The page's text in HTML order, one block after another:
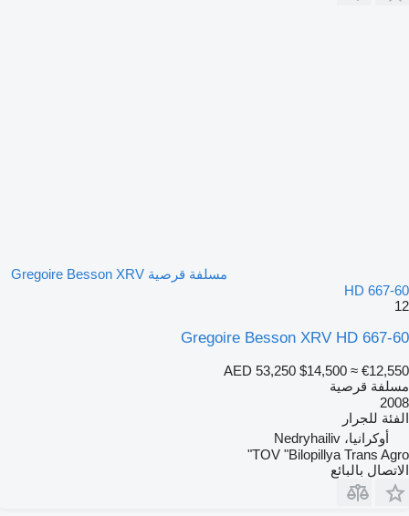
مسلفة قرصية Gregoire Besson XRV
HD 667-60
12
Gregoire Besson XRV HD 667-60
AED 53,250 $14,500 ≈ €12,550
مسلفة قرصية
2008
الفئة للجرار
أوكرانيا، Nedryhailiv
TOV "Bilopillya Trans Agro"
الاتصال بالبائع